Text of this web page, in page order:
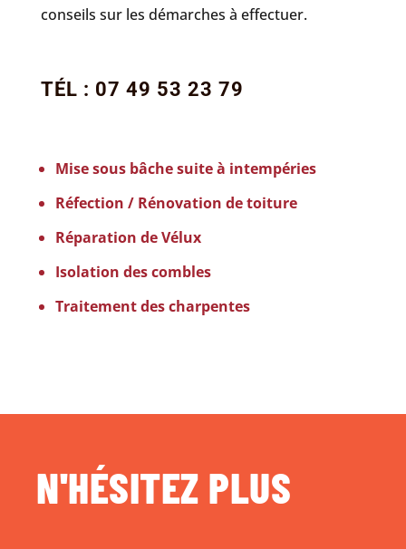
conseils sur les démarches à effectuer.
TÉL : 07 49 53 23 79
Mise sous bâche suite à intempéries
Réfection / Rénovation de toiture
Réparation de Vélux
Isolation des combles
Traitement des charpentes
N'HÉSITEZ PLUS